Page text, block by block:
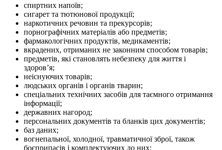
спиртних напоїв;
сигарет та тютюнової продукції;
наркотичних речовин та прекурсорів;
порнографічних матеріалів або предметів;
фармакологічних продуктів, медикаментів;
вкрадених, отриманих не законним способом товарів;
предметів, які становлять небезпеку для життя і
здоров’я;
неіснуючих товарів;
людських органів і органів тварин;
спеціальних технічних засобів для таємного отримання
інформації;
державних нагород;
персональних документів та бланків цих документів;
баз даних;
вогнепальної, холодної, травматичної зброї, також
боєприпасів і комплектуючих до них;